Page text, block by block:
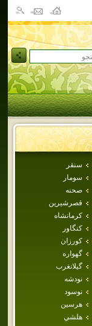
سنقر
سومار
صحنه
قصرشيرين
كرمانشاه
كنگاور
كورزان
گهواره
گيلانغرب
نودشه
نوسود
هرسين
هلشي